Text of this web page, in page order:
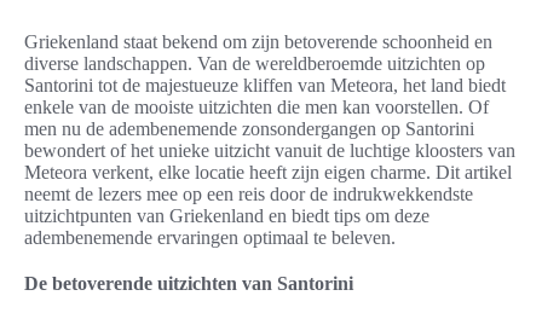
Griekenland staat bekend om zijn betoverende schoonheid en
diverse landschappen. Van de wereldberoemde uitzichten op
Santorini tot de majestueuze kliffen van Meteora, het land biedt
enkele van de mooiste uitzichten die men kan voorstellen. Of
men nu de adembenemende zonsondergangen op Santorini
bewondert of het unieke uitzicht vanuit de luchtige kloosters van
Meteora verkent, elke locatie heeft zijn eigen charme. Dit artikel
neemt de lezers mee op een reis door de indrukwekkendste
uitzichtpunten van Griekenland en biedt tips om deze
adembenemende ervaringen optimaal te beleven.
De betoverende uitzichten van Santorini